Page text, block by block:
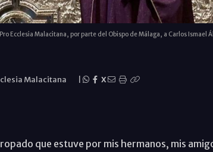
Ecclesia Malacitana, por parte del Obispo de Málaga, a Carlos Ismael
Malacitana X
que estuve por mis hermanos, mis